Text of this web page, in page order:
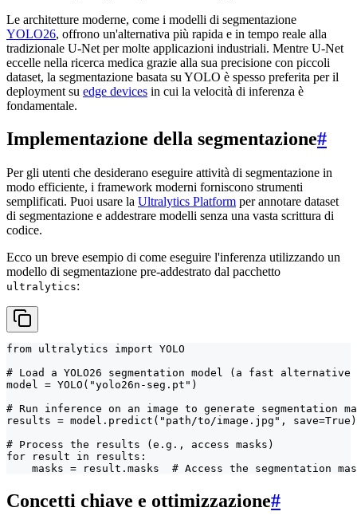
Le architetture moderne, come i modelli di segmentazione
YOLO26, offrono un'alternativa più rapida e in tempo reale alla
tradizionale U-Net per molte applicazioni industriali. Mentre U-Net
eccelle nella ricerca medica grazie alla sua precisione con piccoli
dataset, la segmentazione basata su YOLO è spesso preferita per il
deployment su edge devices in cui la velocità di inferenza è
fondamentale.
Implementazione della segmentazione#
Per gli utenti che desiderano eseguire attività di segmentazione in
modo efficiente, i framework moderni forniscono strumenti
semplificati. Puoi usare la Ultralytics Platform per annotare dataset
di segmentazione e addestrare modelli senza una vasta scrittura di
codice.
Ecco un breve esempio di come eseguire l'inferenza utilizzando un
modello di segmentazione pre-addestrato dal pacchetto
ultralytics:
from ultralytics import YOLO
# Load a YOLO26 segmentation model (a fast
model = YOLO("yolo26n-seg.pt")
# Run inference on an image to generate segmentation
results = model.predict("path/to/image.jpg", save=True)
# Process the results (e.g., access masks)
for result in results:
masks = result.masks  # Access the segmentation
Concetti chiave e ottimizzazione#